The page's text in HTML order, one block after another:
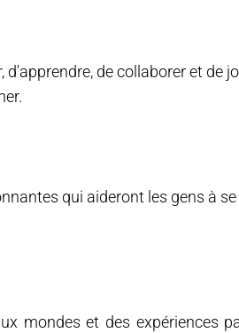
de collaborer et de
qui aideront les gens à
mondes et des expériences